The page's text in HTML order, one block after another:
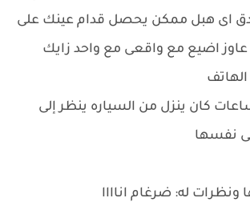
اى هبل ممكن يحصل قدام عينك على
اضيع مع واقعى مع واحد زايك
كان ينزل من السياره ينظر إلى
نفسها
له: ضرغام اناااا